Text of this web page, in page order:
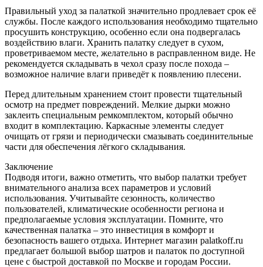
Правильный уход за палаткой значительно продлевает срок её
службы. После каждого использования необходимо тщательно
просушить конструкцию, особенно если она подвергалась
воздействию влаги. Хранить палатку следует в сухом,
проветриваемом месте, желательно в расправленном виде. Не
рекомендуется складывать в чехол сразу после похода –
возможное наличие влаги приведёт к появлению плесени.
Перед длительным хранением стоит провести тщательный
осмотр на предмет повреждений. Мелкие дырки можно
заклеить специальным ремкомплектом, который обычно
входит в комплектацию. Каркасные элементы следует
очищать от грязи и периодически смазывать соединительные
части для обеспечения лёгкого складывания.
Заключение
Подводя итоги, важно отметить, что выбор палатки требует
внимательного анализа всех параметров и условий
использования. Учитывайте сезонность, количество
пользователей, климатические особенности региона и
предполагаемые условия эксплуатации. Помните, что
качественная палатка – это инвестиция в комфорт и
безопасность вашего отдыха. Интернет магазин palatkoff.ru
предлагает большой выбор шатров и палаток по доступной
цене с быстрой доставкой по Москве и городам России.